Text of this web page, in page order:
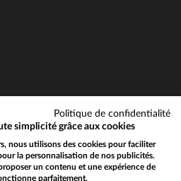
mail nos promos
Politique de confidentialité
simplicité grâce aux cookies
nous utilisons des cookies pour faciliter
la personnalisation de nos publicités.
un contenu et une expérience de
parfaitement.